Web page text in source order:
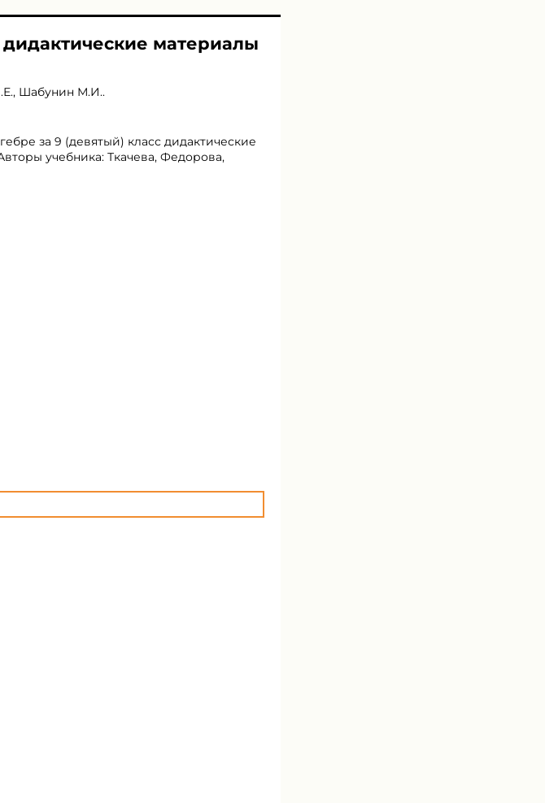
дидактические материалы
, Шабунин М.И..
за 9 (девятый) класс дидактические
учебника: Ткачева, Федорова,